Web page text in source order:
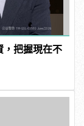
，把握現在不